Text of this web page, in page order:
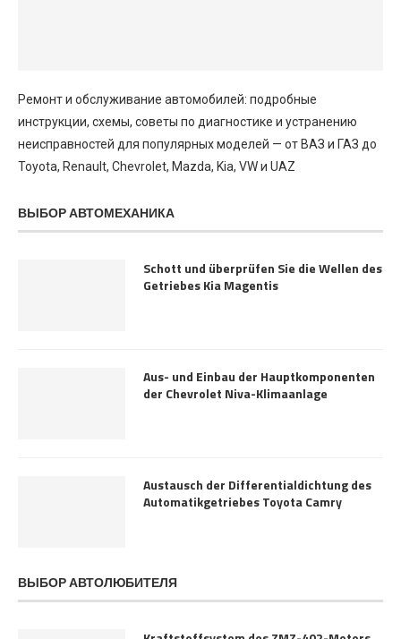
Ремонт и обслуживание автомобилей: подробные
инструкции, схемы, советы по диагностике и устранению
неисправностей для популярных моделей — от ВАЗ и ГАЗ до
Toyota, Renault, Chevrolet, Mazda, Kia, VW и UAZ
ВЫБОР АВТОМЕХАНИКА
Schott und überprüfen Sie die Wellen des
Getriebes Kia Magentis
Aus- und Einbau der Hauptkomponenten
der Chevrolet Niva-Klimaanlage
Austausch der Differentialdichtung des
Automatikgetriebes Toyota Camry
ВЫБОР АВТОЛЮБИТЕЛЯ